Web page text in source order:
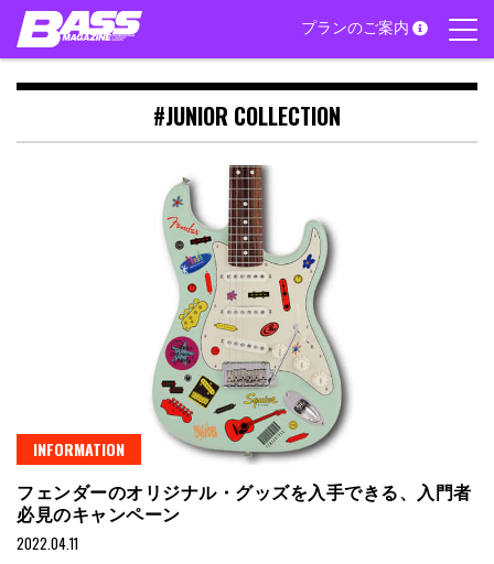
Skip
content
プランのご案内
#JUNIOR COLLECTION
INFORMATION
フェンダーのオリジナル・グッズを入手できる、入門者
必見のキャンペーン
2022.04.11